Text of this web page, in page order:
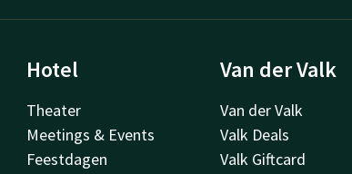
Hotel
Theater
Meetings & Events
Feestdagen
Van der Valk
Van der Valk
Valk Deals
Valk Giftcard